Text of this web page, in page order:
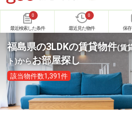
0
最近検索した条件
0
最近見た物件 保
福島県の3LDKの賃貸物件(賃
ト)からお部屋探し
該当物件数1,391件